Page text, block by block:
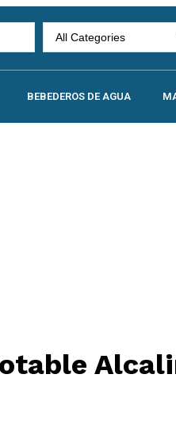
BEBEDEROS DE AGUA